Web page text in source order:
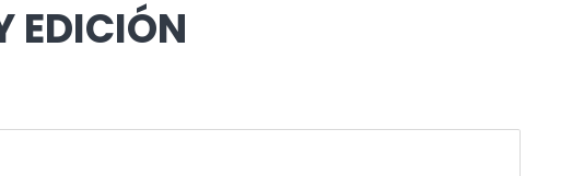
EDICIÓN